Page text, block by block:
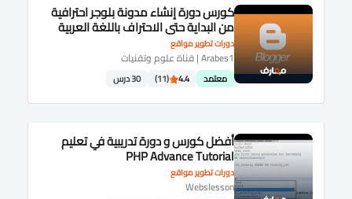
دورات تطوير مواقع
كورس دورة إنشاء مدونة بلوجر احترافية
من البداية حتى الاحتراف باللغة العربية
Arabes1 | قناة علوم وتقنيات
معتمد 4.4
(11) 30 درس
دورات تطوير مواقع
أفضل كورس و دورة تدريبية في تعليم
PHP Advance Tutorial
Webslesson